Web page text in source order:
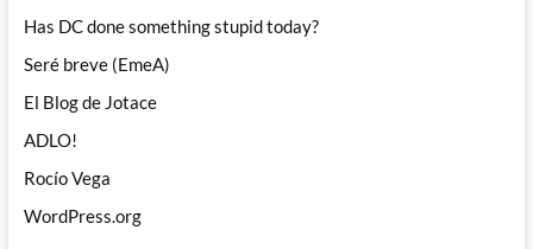
Has DC done something stupid today?
Seré breve (EmeA)
El Blog de Jotace
ADLO!
Rocío Vega
WordPress.org